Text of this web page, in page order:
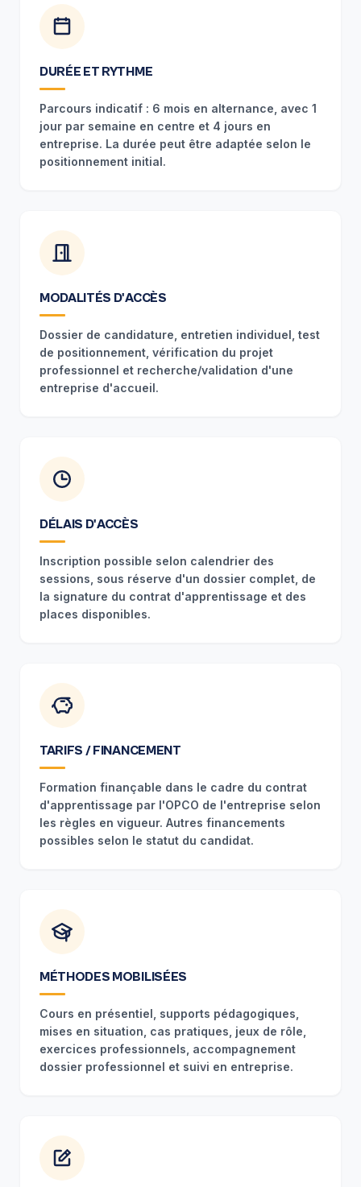
DURÉE ET RYTHME
Parcours indicatif : 6 mois en alternance, avec 1
jour par semaine en centre et 4 jours en
entreprise. La durée peut être adaptée selon le
positionnement initial.
MODALITÉS D'ACCÈS
Dossier de candidature, entretien individuel, test
de positionnement, vérification du projet
professionnel et recherche/validation d'une
entreprise d'accueil.
DÉLAIS D'ACCÈS
Inscription possible selon calendrier des
sessions, sous réserve d'un dossier complet, de
la signature du contrat d'apprentissage et des
places disponibles.
TARIFS / FINANCEMENT
Formation finançable dans le cadre du contrat
d'apprentissage par l'OPCO de l'entreprise selon
les règles en vigueur. Autres financements
possibles selon le statut du candidat.
MÉTHODES MOBILISÉES
Cours en présentiel, supports pédagogiques,
mises en situation, cas pratiques, jeux de rôle,
exercices professionnels, accompagnement
dossier professionnel et suivi en entreprise.